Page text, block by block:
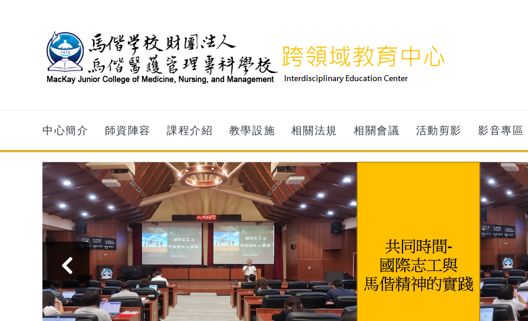
中心簡介 師資陣容 課程介紹 教學設施 相關法規 相關會議 活動剪影 影音專區
‹